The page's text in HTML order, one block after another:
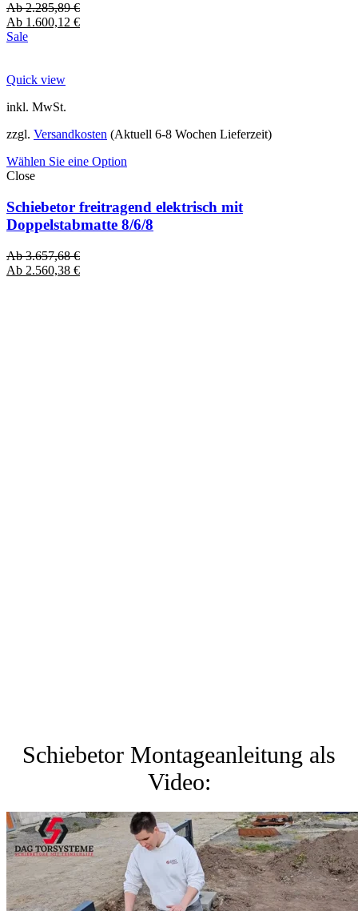
Ab2.285,89€
Ab 1.600,12 €
Sale
Quick view
inkl. MwSt.
zzgl. Versandkosten (Aktuell 6-8 Wochen Lieferzeit)
Wählen Sie eine Option
Close
Schiebetor freitragend elektrisch mit
Doppelstabmatte 8/6/8
Ab3.657,68€
Ab 2.560,38 €
Schiebetor Montageanleitung als
Video: